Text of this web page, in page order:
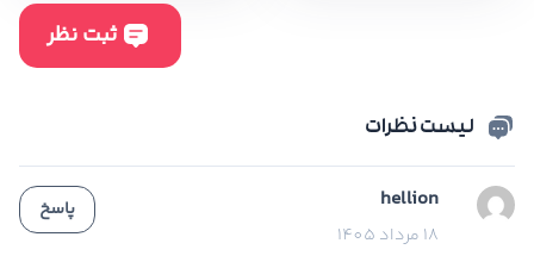
لیست نظرات
hellion
18 مرداد 1405
پاسخ